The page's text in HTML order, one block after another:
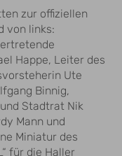
zur offiziellen
von links:
Happe, Leiter des
Ute
Binnig,
Stadtrat Nik
Mann und
Miniatur des
für die Haller